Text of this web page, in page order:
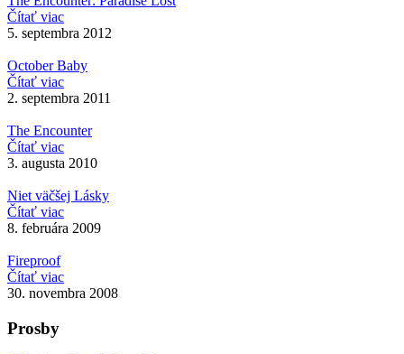
Čítať viac
5. septembra 2012
October Baby
Čítať viac
2. septembra 2011
The Encounter
Čítať viac
3. augusta 2010
Niet väčšej Lásky
Čítať viac
8. februára 2009
Fireproof
Čítať viac
30. novembra 2008
Prosby